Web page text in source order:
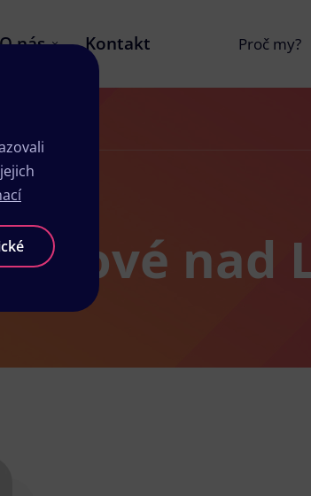
O nás Kontakt Proč my?
nad